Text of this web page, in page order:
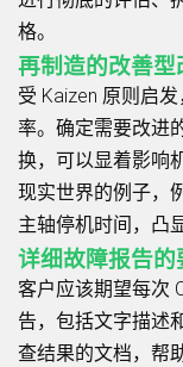
格。
再制造的改善型
受 Kaizen 原则启
率。确定需要改进
换，可以显着影响
现实世界的例子，
主轴停机时间，凸
详细故障报告的
客户应该期望每次
告，包括文字描述
查结果的文档，帮